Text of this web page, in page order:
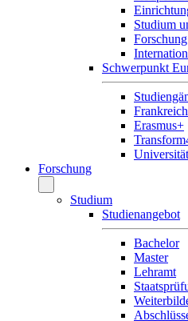
Studium
Schwerpunkt
Erasmus+
Forschung
Studium
Studienangebot
Bachelor
Master
Lehramt